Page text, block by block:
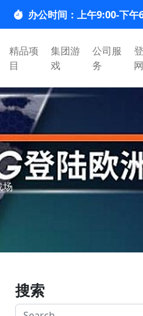
办公时间：上午9:00-下午
精品项
目
集团游
戏
公司服
务
场
搜索